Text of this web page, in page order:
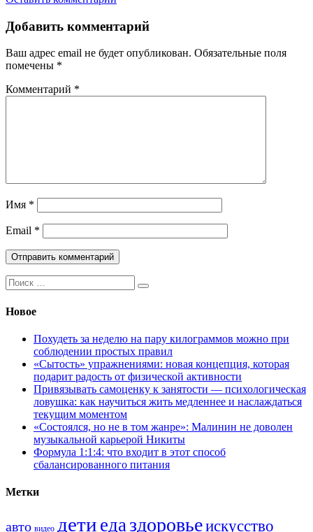
Добавить комментарий
Ваш адрес email не будет опубликован. Обязательные поля
помечены *
Комментарий *
Имя *
Email *
Поиск:
Новое
Похудеть за неделю на пару килограммов можно при
соблюдении простых правил
«Сытость» упражнениями: новая концепция, которая
подарит радость от физической активности
Привязывать самоценку к занятости — психологическая
ловушка: как научиться жить медленнее и наслаждаться
текущим моментом
«Состоялся, но не в том жанре»: Малинин не доволен
музыкальной карьерой Никиты
Формула 1:1:4: что входит в этот способ
сбалансированного питания
Метки
авто видео дети едаздоровьеискусство